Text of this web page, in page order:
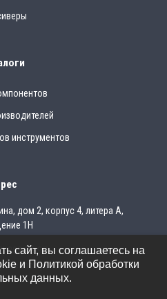
инструментов
дом 2, корпус 4, литера А,
1Н
309-75-97
сайт, вы соглашаетесь на
и Политикой обработки
данных.